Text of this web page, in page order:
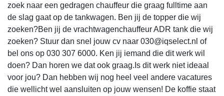
zoek naar een gedragen chauffeur die graag fulltime aan
de slag gaat op de tankwagen. Ben jij de topper die wij
zoeken?Ben jij de vrachtwagenchauffeur ADR tank die wij
zoeken? Stuur dan snel jouw cv naar 030@iqselect.nl of
bel ons op 030 307 6000. Ken jij iemand die dit werk wil
doen? Dan horen we dat ook graag.Is dit werk niet ideaal
voor jou? Dan hebben wij nog heel veel andere vacatures
die wellicht wel aansluiten op jouw wensen! De koffie staat